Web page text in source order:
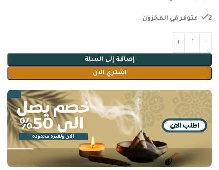
2 متوفر في المخزون
إضافة إلى السلة
اشتري الآن